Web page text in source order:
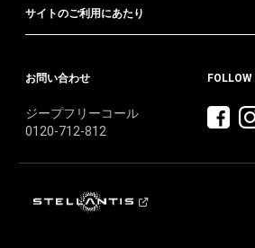
サイトのご利用にあたり
お問い合わせ
ジープフリーコール
0120-712-812
FOLLOW